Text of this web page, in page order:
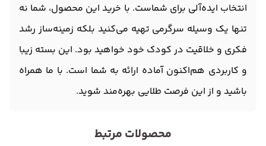
انتخاب ایده‌آلی برای شماست. با خرید این محصول، شما نه
تنها یک وسیله سرگرمی تهیه می‌کنید بلکه زمینه‌ساز رشد
فکری و خلاقیت در کودک خود خواهید بود. این بسته زیبا
و کاربردی هم‌اکنون آماده ارائه به شما است. با ما همراه
باشید و از این فرصت طلایی بهره‌مند شوید.
محصولات مرتبط